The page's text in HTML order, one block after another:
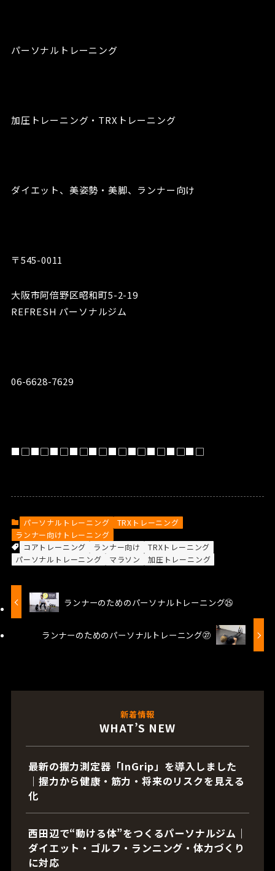
パーソナルトレーニング
加圧トレーニング・TRXトレーニング
ダイエット、美姿勢・美脚、ランナー向け
〒545-0011
大阪市阿倍野区昭和町5-2-19
REFRESH パーソナルジム
06-6628-7629
■□■□■□■□■□■□■□■□■□■□
パーソナルトレーニング
TRXトレーニング
ランナー向けトレーニング
コアトレーニング
ランナー向け
TRXトレーニング
パーソナルトレーニング
マラソン 加圧トレーニング
ランナーのためのパーソナルトレーニング㉕
ランナーのためのパーソナルトレーニング㉗
新着情報
WHAT’S NEW
最新の握力測定器「InGrip」を導入しました
｜握力から健康・筋力・将来のリスクを見える
化
西田辺で“動ける体”をつくるパーソナルジム｜
ダイエット・ゴルフ・ランニング・体力づくり
に対応